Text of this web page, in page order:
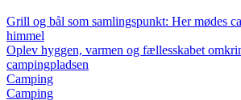
Grill og bål som samlingspunkt: Her mødes
himmel
Oplev hyggen, varmen og fællesskabet
campingpladsen
Camping
Camping